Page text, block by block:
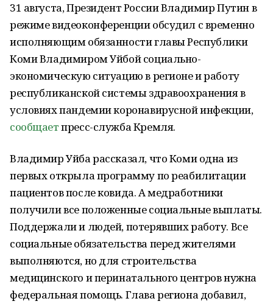
31 августа, Президент России Владимир Путин в
режиме видеоконференции обсудил с временно
исполняющим обязанности главы Республики
Коми Владимиром Уйбой социально-
экономическую ситуацию в регионе и работу
республиканской системы здравоохранения в
условиях пандемии коронавирусной инфекции,
сообщаетпресс-служба Кремля.
Владимир Уйба рассказал, что Коми одна из
первых открыла программу по реабилитации
пациентов после ковида. А медработники
получили все положенные социальные выплаты.
Поддержали и людей, потерявших работу. Все
социальные обязательства перед жителями
выполняются, но для строительства
медицинского и перинатального центров нужна
федеральная помощь. Глава региона добавил,